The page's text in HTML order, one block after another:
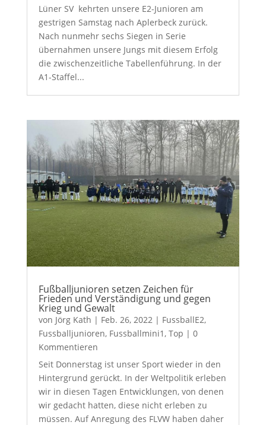
Lüner SV kehrten unsere E2-Junioren am
gestrigen Samstag nach Aplerbeck zurück.
Nach nunmehr sechs Siegen in Serie
übernahmen unsere Jungs mit diesem Erfolg
die zwischenzeitliche Tabellenführung. In der
A1-Staffel...
Fußballjunioren setzen Zeichen für
Frieden und Verständigung und gegen
Krieg und Gewalt
von Jörg Kath | Feb. 26, 2022 | FussballE2,
Fussballjunioren, Fussballmini1 , Top | 0
Kommentieren
Seit Donnerstag ist unser Sport wieder in den
Hintergrund gerückt. In der Weltpolitik erleben
wir in diesen Tagen Entwicklungen, von denen
wir gedacht hatten, diese nicht erleben zu
müssen. Auf Anregung des FLVW haben daher